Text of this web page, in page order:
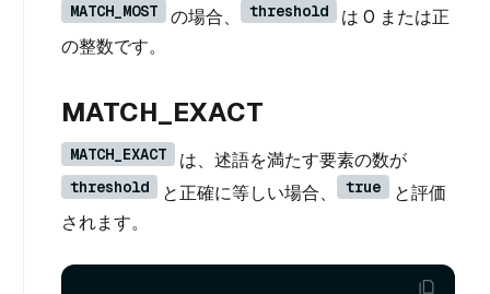
MATCH_MOST の場合、 threshold
は 0 または正
の整数です。
MATCH_EXACT
MATCH_EXACT は、述語を満たす要素の数が
threshold と正確に等しい場合、 true
と評価
されます。